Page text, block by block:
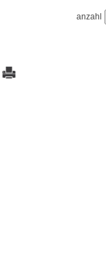
anzahl